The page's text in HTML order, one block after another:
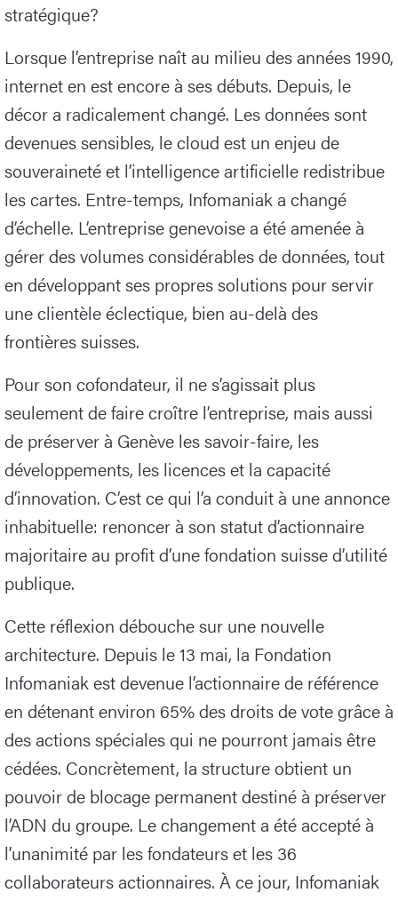
stratégique?
Lorsque l’entreprise naît au milieu des années 1990,
internet en est encore à ses débuts. Depuis, le
décor a radicalement changé. Les données sont
devenues sensibles, le cloud est un enjeu de
souveraineté et l’intelligence artificielle redistribue
les cartes. Entre-temps, Infomaniak a changé
d’échelle. L’entreprise genevoise a été amenée à
gérer des volumes considérables de données, tout
en développant ses propres solutions pour servir
une clientèle éclectique, bien au-delà des
frontières suisses.
Pour son cofondateur, il ne s’agissait plus
seulement de faire croître l’entreprise, mais aussi
de préserver à Genève les savoir-faire, les
développements, les licences et la capacité
d’innovation. C’est ce qui l’a conduit à une annonce
inhabituelle: renoncer à son statut d’actionnaire
majoritaire au profit d’une fondation suisse d’utilité
publique.
Cette réflexion débouche sur une nouvelle
architecture. Depuis le 13 mai, la Fondation
Infomaniak est devenue l’actionnaire de référence
en détenant environ 65% des droits de vote grâce à
des actions spéciales qui ne pourront jamais être
cédées. Concrètement, la structure obtient un
pouvoir de blocage permanent destiné à préserver
l’ADN du groupe. Le changement a été accepté à
l’unanimité par les fondateurs et les 36
collaborateurs actionnaires. À ce jour, Infomaniak